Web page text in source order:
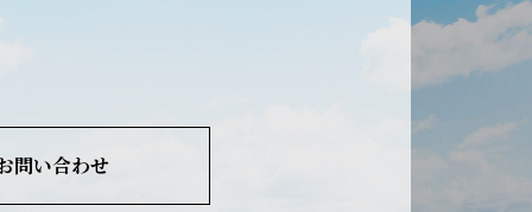
問い合わせ